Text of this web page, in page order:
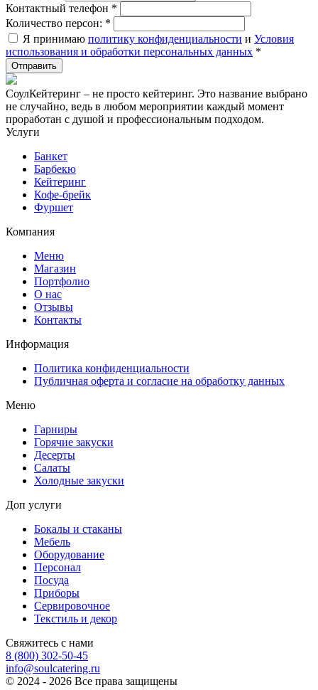
Контактный телефон *
Количество персон: *
Я принимаю политику конфиденциальности и Условия
использования и обработки персональных данных *
СоулКейтеринг – не просто кейтеринг. Это название выбрано
не случайно, ведь в любом мероприятии каждый момент
проработан с душой и профессиональным подходом.
Услуги
Банкет
Барбекю
Кейтеринг
Кофе-брейк
Фуршет
Компания
Меню
Магазин
Портфолио
О нас
Отзывы
Контакты
Информация
Политика конфиденциальности
Публичная оферта и согласие на обработку данных
Меню
Гарниры
Горячие закуски
Десерты
Салаты
Холодные закуски
Доп услуги
Бокалы и стаканы
Мебель
Оборудование
Персонал
Посуда
Приборы
Сервировочное
Текстиль и декор
Свяжитесь с нами
8 (800) 302-50-45
info@soulcatering.ru
© 2024 - 2026 Все права защищены